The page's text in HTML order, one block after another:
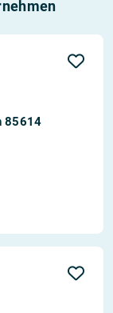
85614